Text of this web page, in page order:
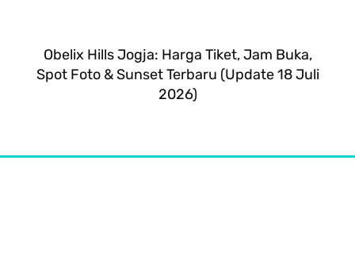
Obelix Hills Jogja: Harga Tiket, Jam Buka,
Spot Foto & Sunset Terbaru (Update 18 Juli
2026)